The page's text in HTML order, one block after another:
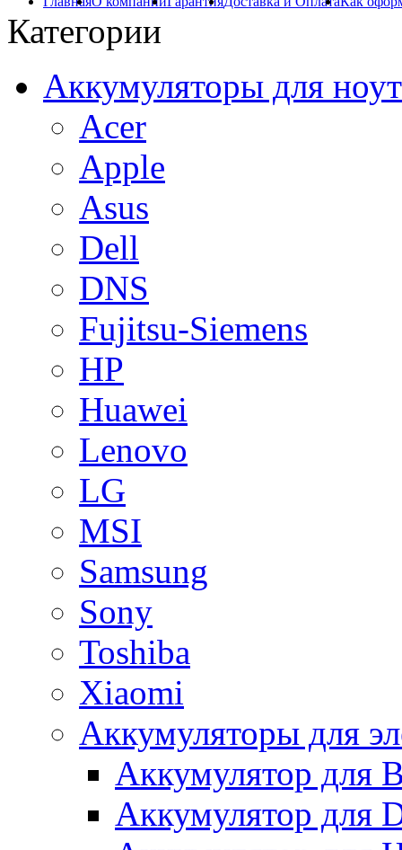
Категории
Аккумуляторы для
Acer
Apple
Asus
Dell
DNS
Fujitsu-Siemens
HP
Huawei
Lenovo
LG
MSI
Samsung
Sony
Toshiba
Xiaomi
Аккумуляторы для
Аккумулятор для
Аккумулятор для